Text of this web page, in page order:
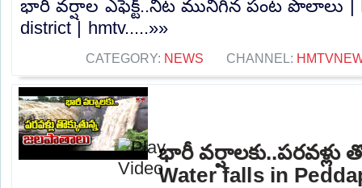
భారీ వర్షాల ఎఫెక్ట్..నీట మునిగిన పంట పొలాలు |
district | hmtv.....»»
CATEGORY: NEWS CHANNEL:
భారీ వర్షాలకు..పరవళ్లు
Water falls in